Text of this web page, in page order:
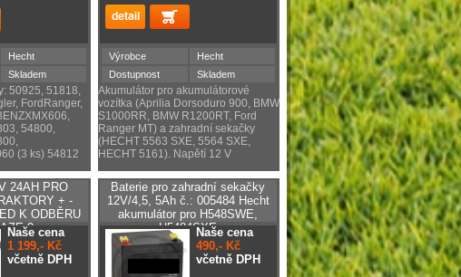
Hecht
Skladem
50925, 51818,
FordRanger,
54800,
(3 ks) 54812
Výrobce
Hecht
Dostupnost
Skladem
Akumulátor pro akumulátorové
vozítka (Aprilia Dorsoduro 900, BMW
S1000RR, BMW R1200RT, Ford
Ranger MT) a zahradní sekačky
(HECHT 5563 SXE, 5564 SXE,
HECHT 5161). Napětí 12 V
24AH PRO
+ -
K ODBĚRU
9
Naše cena
1 199,- Kč
včetně DPH
Baterie pro zahradní sekačky
12V/4,5, 5Ah č.: 005484 Hecht
akumulátor pro H548SWE,
H5484SXENaše cena
490,- Kč
včetně DPH